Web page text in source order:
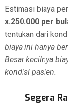
Estimasi biaya
x.250.000 per
tentukan dari
biaya ini hanya
Besar kecilnya
kondisi pasien.
Segera